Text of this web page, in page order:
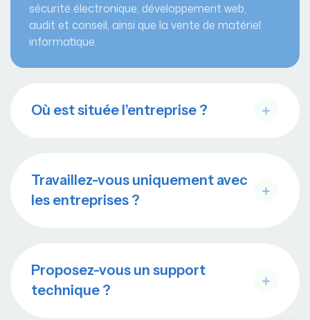
sécurité électronique, développement web,
audit et conseil, ainsi que la vente de matériel
informatique.
Où est située l’entreprise ?
Travaillez-vous uniquement avec
les entreprises ?
Proposez-vous un support
technique ?